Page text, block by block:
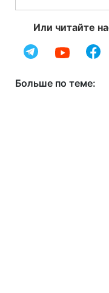
Или читайте
Больше по теме: